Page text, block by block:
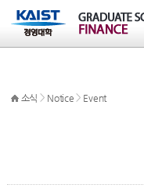
소식 > Notice > Event